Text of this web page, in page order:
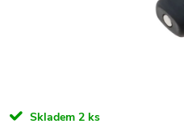
Skladem 2 ks